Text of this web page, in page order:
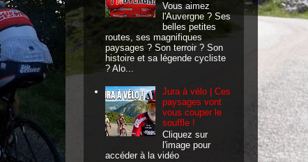
Vous aimez
l'Auvergne ? Ses
belles petites
routes, ses magnifiques
paysages ? Son terroir ? Son
histoire et sa légende cycliste
? Alo...
Jura à vélo | Ces
paysages vont
vous couper le
souffle !
Cliquez sur
l'image pour
accéder à la vidéo